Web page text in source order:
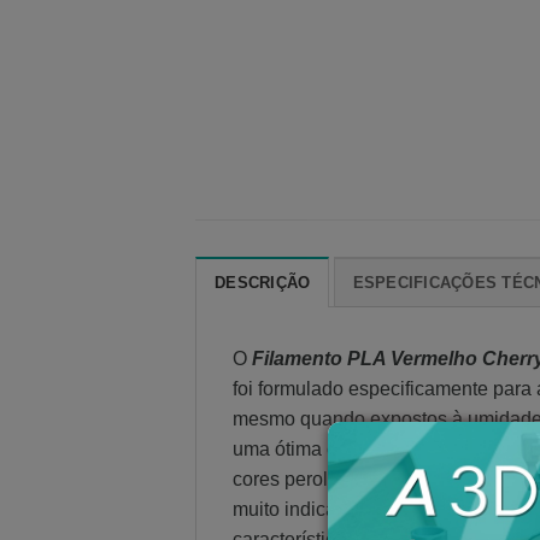
DESCRIÇÃO ESPECIFICAÇÕES
O Filamento PLA Vermelho
foi formulado especificamente
mesmo quando expostos à
uma ótima opção para peças que
cores peroladas. Porém, não é
muito indicado para impressão 3D